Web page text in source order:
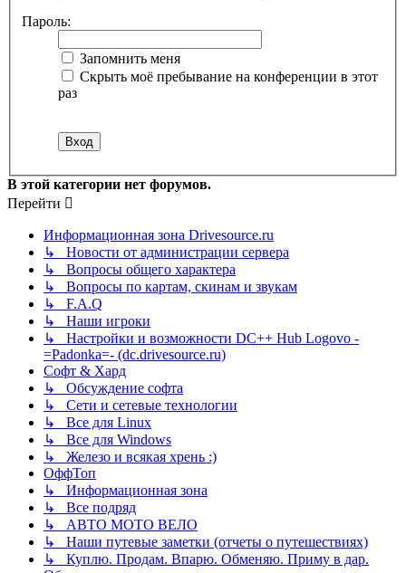
Пароль:
Запомнить меня
Скрыть моё пребывание на конференции в этот
раз
В этой категории нет форумов.
Перейти
Информационная зона Drivesource.ru
↳ Новости от администрации сервера
↳ Вопросы общего характера
↳ Вопросы по картам, скинам и звукам
↳ F.A.Q
↳ Наши игроки
↳ Настройки и возможности DC++ Hub Logovo -
=Padonka=- (dc.drivesource.ru)
Софт & Хард
↳ Обсуждение софта
↳ Сети и сетевые технологии
↳ Все для Linux
↳ Все для Windows
↳ Железо и всякая хрень :)
ОффТоп
↳ Информационная зона
↳ Все подряд
↳ АВТО МОТО ВЕЛО
↳ Наши путевые заметки (отчеты о путешествиях)
↳ Куплю. Продам. Впарю. Обменяю. Приму в дар.